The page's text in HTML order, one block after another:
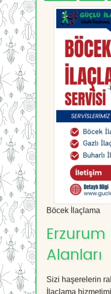
Böcek İlaçlama
Alanları
Sizi haşerelerin
İlaçlama